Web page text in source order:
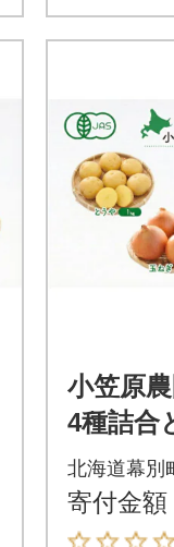
小笠原
4種詰合
こがね
ーキ《
約》
北海道幕別
寄付金額